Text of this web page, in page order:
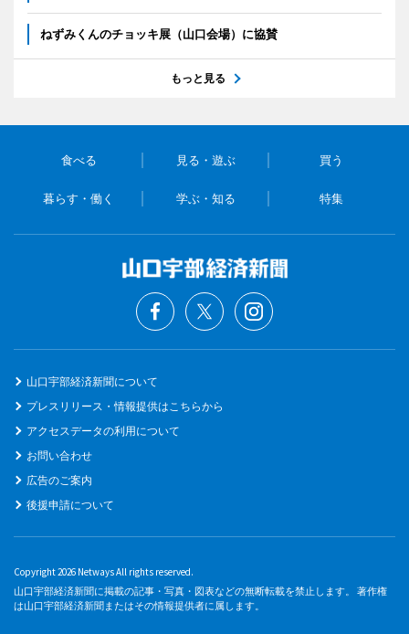
ねずみくんのチョッキ展（山口会場）に協賛
もっと見る
食べる 見る・遊ぶ 買う
暮らす・働く 学ぶ・知る 特集
山口宇部経済新聞について
プレスリリース・情報提供はこちらから
アクセスデータの利用について
お問い合わせ
広告のご案内
後援申請について
Copyright 2026 Netways All rights reserved.
山口宇部経済新聞に掲載の記事・写真・図表などの無断転載を禁止します。 著作権
は山口宇部経済新聞またはその情報提供者に属します。